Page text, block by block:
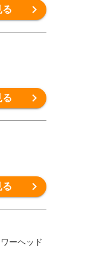
る
る
る
ーヘッド